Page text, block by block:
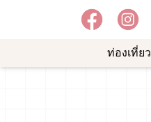
ท่องเที่ยว